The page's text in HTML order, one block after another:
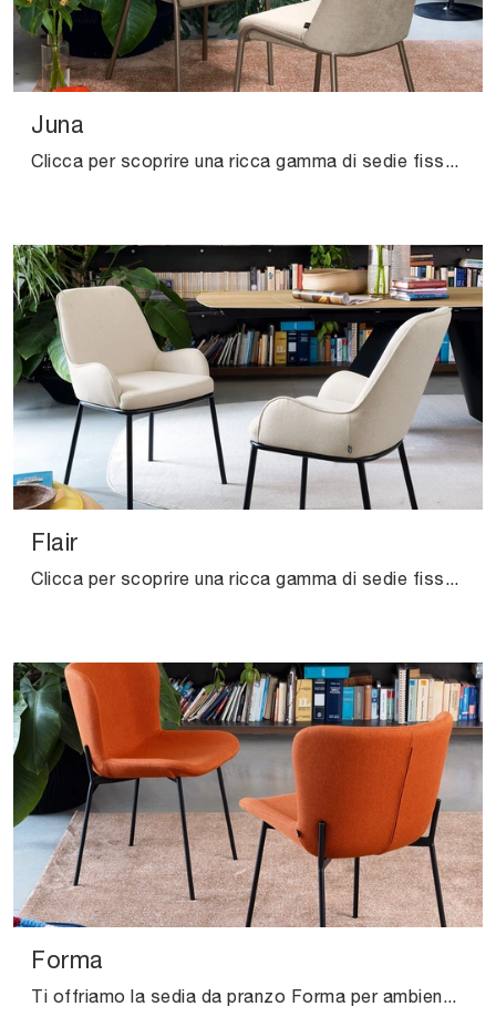
Juna
Clicca per scoprire una ricca gamma di sedie fisse per stanze moderne: il modello Juna di Connubia ti attende!
Flair
Clicca per scoprire una ricca gamma di sedie fisse per stanze moderne: il modello Flair di Connubia ti attende!
Forma